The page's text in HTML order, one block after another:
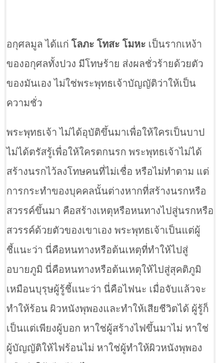
อกุศลมูล ได้แก่ โลภะ โทสะ โมหะ เป็นรากเหง้า
ของอกุศลทั้งปวง มีโทษร้าย ส่งผลชั่วร้ายด้วยตัว
ของมันเอง ไม่ใช่พระพุทธเจ้าบัญญัติว่าให้เป็น
ความชั่ว
พระพุทธเจ้า ไม่ได้อุบัติขึ้นมาเพื่อให้ใครเป็นบาป
ไม่ได้ตรัสรู้เพื่อให้ใครตกนรก พระพุทธเจ้าไม่ได้
สร้างนรกไว้ลงโทษคนที่ไม่เชื่อ หรือไม่ทำตาม แต่
การกระทำของบุคคลนั้นต่างหากที่สร้างนรกหรือ
สวรรค์ขึ้นมา คือสร้างเหตุหรือหนทางไปสู่นรกหรือ
สวรรค์ด้วยตัวของเขาเอง พระพุทธเจ้าเป็นแต่ผู้
ชี้แนะว่า นี่คือหนทางหรือต้นเหตุที่ทำให้ไปสู่
อบายภูมิ นี่คือหนทางหรือต้นเหตุให้ไปสู่สุคติภูมิ
เหมือนบุรุษผู้รู้ชี้แนะว่า นี่คือไฟนะ เมื่อจับแล้วจะ
ทำให้ร้อน ผิวหนังพุพองและทำให้เสียชีวิตได้ ผู้รู้ก็
เป็นแต่เพียงผู้บอก หาใช่ผู้สร้างไฟขึ้นมาไม่ หาใช่
ผู้บัญญัติให้ไฟร้อนไม่ หาใช่ผู้ทำให้ผิวหนังพุพอง